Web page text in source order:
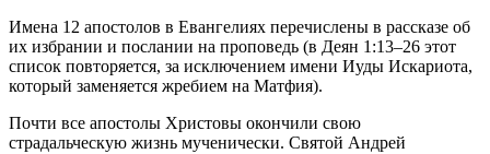
Имена 12 апостолов в Евангелиях перечислены в рассказе об
их избрании и послании на проповедь (в Деян 1:13–26 этот
список повторяется, за исключением имени Иуды Искариота,
который заменяется жребием на Матфия).
Почти все апостолы Христовы окончили свою
страдальческую жизнь мученически. Святой Андрей